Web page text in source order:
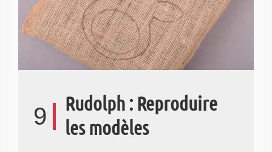
9
Rudolph : Reproduire
les modèles